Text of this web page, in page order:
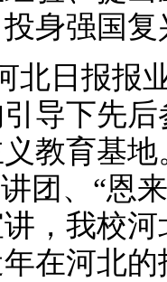
身强国复
日报报业
导下先
教育基
团、“恩
，我校
在河北